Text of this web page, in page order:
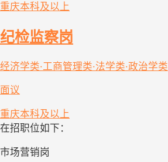
重庆本科及以上
纪检监察岗
经济学类·工商管理类·法学类·政治学类
面议
重庆本科及以上
在招职位如下：
市场营销岗